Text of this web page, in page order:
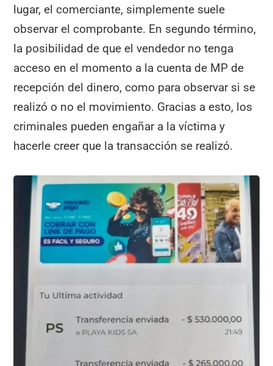
lugar, el comerciante, simplemente suele
observar el comprobante. En segundo término,
la posibilidad de que el vendedor no tenga
acceso en el momento a la cuenta de MP de
recepción del dinero, como para observar si se
realizó o no el movimiento. Gracias a esto, los
criminales pueden engañar a la víctima y
hacerle creer que la transacción se realizó.